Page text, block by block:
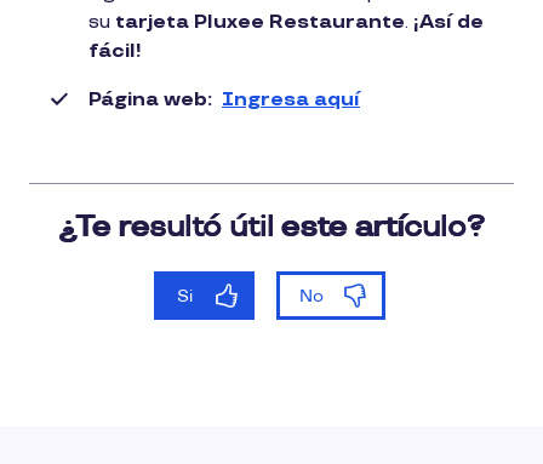
su tarjeta Pluxee Restaurante. ¡Así de
fácil!
Página web: Ingresa aquí